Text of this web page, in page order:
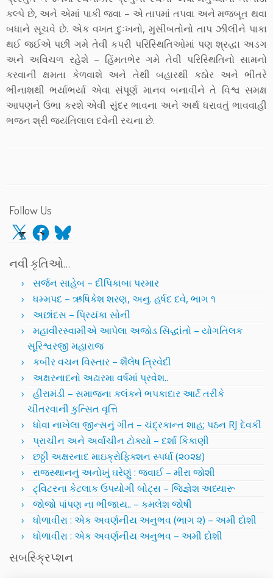
કલ્પે છે, અને એમાં પાકી જવા – એ તાપમાં તપવા અને મજબૂત થવા
બધાને સૂચવે છે. એક વખત દુઃખનો, મુસીબતોનો તાપ ઝીલીને પાકા
થઈ જઈએ પછી ગમે તેવી કપરી પરિસ્થિતિઓમાં પણ શ્રદ્ધા અડગ
અને અવિચળ રહેશે – હિંમતભેર ગમે તેવી પરિસ્થિતિનો સામનો
કરવાની ક્ષમતા કેળવાશે અને તેથી બહારથી કઠોર અને ભીતરે
ભીનાશથી ભર્યાભર્યા એવા સંપૂર્ણ માનવ બનાવીને તે વિશ્વ સમક્ષ
આપણને ઉભા કરશે એવી સુંદર ભાવના અને અર્થ ધરાવતું ભાવવાહી
ભજન શ્રી જયંતિલાલ દવેની રચના છે.
Follow Us
X Facebook
Bluesky
નવી કૃતિઓ…
સર્જન સાહેબ – દીપિકાબા પરમાર
ધમ્મપદ – ઋષિકેશ શરણ, અનુ. હર્ષદ દવે, ભાગ ૧
અછાંદસ – પ્રિયંકા સોની
મહાવીરસ્વામીએ આપેલા અજોડ સિદ્ધાંતો – યોગતિલક
સૂરિશ્વરજી મહારાજ
કબીર વચન વિસ્તાર – શૈલેષ ત્રિવેદી
અક્ષરનાદનો અઢારમા વર્ષમાં પ્રવેશ..
હીરામંડી – સમાજના કલંકને ભપકાદાર આર્ટ તરીકે
ચીતરવાની કુત્સિત વૃત્તિ
ધોવા નાખેલા જીન્સનું ગીત – ચંદ્રકાન્ત શાહ; પઠન RJ દેવકી
પ્રાચીન અને અર્વાચીન ટોક્યો – દર્શા કિકાણી
છઠ્ઠી અક્ષરનાદ માઇક્રોફિક્શન સ્પર્ધા (૨૦૨૪)
રાજસ્થાનનું અનોખું ઘરેણું : જવાઈ – મીરા જોશી
ટ્વિટરના કેટલાક ઉપયોગી બોટ્સ – જિજ્ઞેશ અધ્યારૂ
જોજો પાંપણ ના ભીંજાય.. – કમલેશ જોષી
ધોળાવીરા : એક અવર્ણનીય અનુભવ (ભાગ ૨) – અમી દોશી
ધોળાવીરા : એક અવર્ણનીય અનુભવ – અમી દોશી
સબસ્ક્રિપ્શન